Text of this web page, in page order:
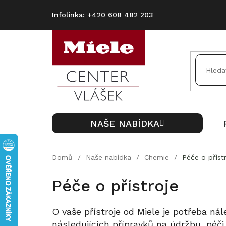
+420 608 482 203
NAŠE NABÍDKA
Domů / Naše nabídka / Chemie / Péče o
Péče o přístroje
O vaše přístroje od Miele je potřeba